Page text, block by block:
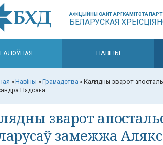
АФІЦЫЙНЫ САЙТ АРГКАМІТЭТА
БЕЛАРУСКАЯ
ГАЛОЎНАЯ НАВІНЫ
» Навіны » Грамадства » Калядны зварот
Надсана
зварот
замежжа